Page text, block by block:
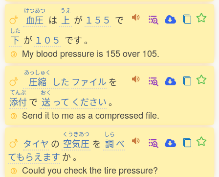
けつあつ
血圧 は
うえ
上 が １５５ で
した
下 が １０５ です。
My blood pressure is 155 over 105.
あっしゅく
圧縮 した ファイル を
てんぷ
添付 で
おく
送 って ください。
Send it to me as a compressed file.
タイヤ の
くうきあつ
空気圧 を
しら
調 べ
てもらえます か。
Could you check the tire pressure?